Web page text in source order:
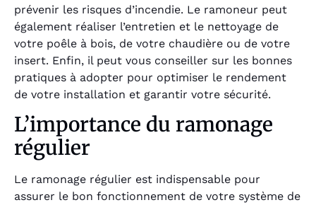
prévenir les risques d’incendie. Le ramoneur peut
également réaliser l’entretien et le nettoyage de
votre poêle à bois, de votre chaudière ou de votre
insert. Enfin, il peut vous conseiller sur les bonnes
pratiques à adopter pour optimiser le rendement
de votre installation et garantir votre sécurité.
L’importance du ramonage
régulier
Le ramonage régulier est indispensable pour
assurer le bon fonctionnement de votre système de